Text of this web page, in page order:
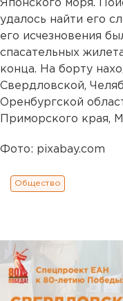
Японского моря.
удалось найти его
его исчезновения
спасательных
конца. На борту
Свердловской,
Оренбургской
Приморского края,
Фото: pixabay.com
Общество